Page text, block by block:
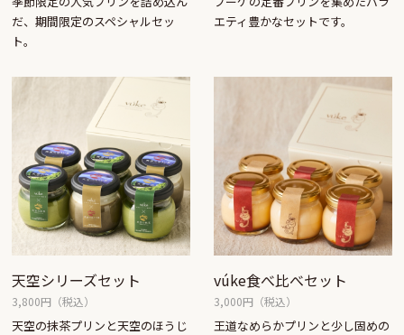
だ、期間限定のスペシャルセッ
ト。
エティ豊かなセットです。
天空シリーズセット
3,800円（税込）
天空の抹茶プリンと天空のほうじ
vúke食べ比べセット
3,000円（税込）
王道なめらかプリンと少し固めの